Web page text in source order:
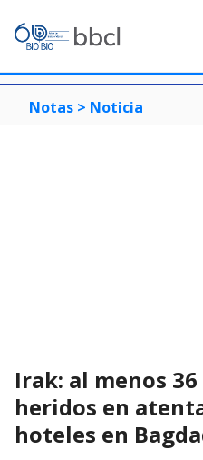
Notas > Noticia
Irak: al menos
heridos en
hoteles en